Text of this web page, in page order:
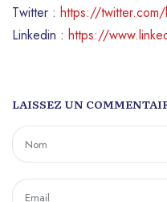
Twitter : https://twitter.com/
Linkedin : https://
LAISSEZ UN